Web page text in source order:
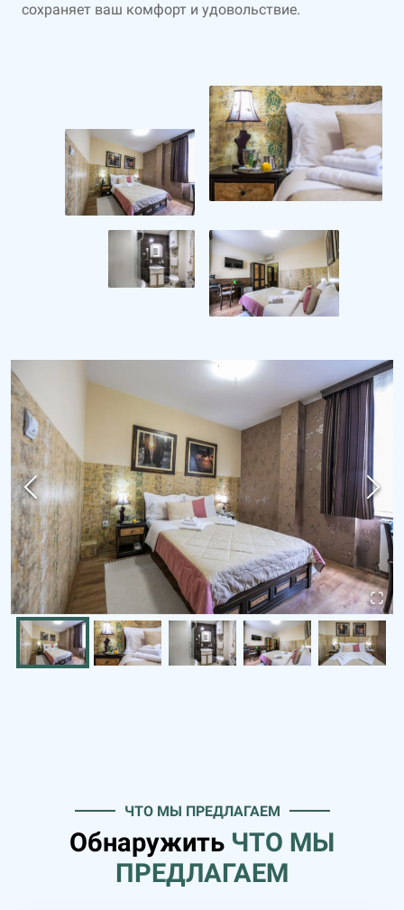
сохраняет ваш комфорт и удовольствие.
ЧТО МЫ ПРЕДЛАГАЕМ
Обнаружить ЧТО МЫ
ПРЕДЛАГАЕМ